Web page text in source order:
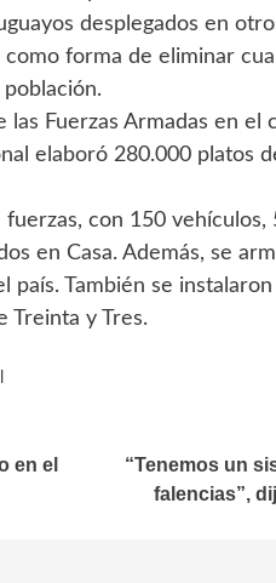
desplegados en
forma de eliminar
Fuerzas Armadas en el
elaboró 280.000 platos
con 150
en Casa. Además, se
También se
Treinta y Tres.
en el
“Tenemos un
falencias”,